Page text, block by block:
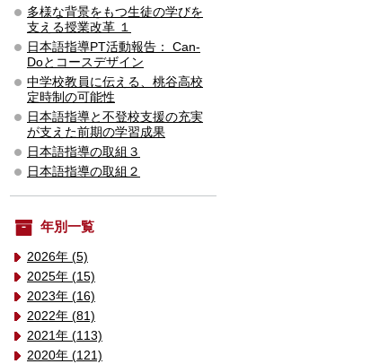
多様な背景をもつ生徒の学びを
支える授業改革 １
日本語指導PT活動報告： Can-
Doとコースデザイン
中学校教員に伝える、桃谷高校
定時制の可能性
日本語指導と不登校支援の充実
が支えた前期の学習成果
日本語指導の取組３
日本語指導の取組２
年別一覧
2026年 (5)
2025年 (15)
2023年 (16)
2022年 (81)
2021年 (113)
2020年 (121)